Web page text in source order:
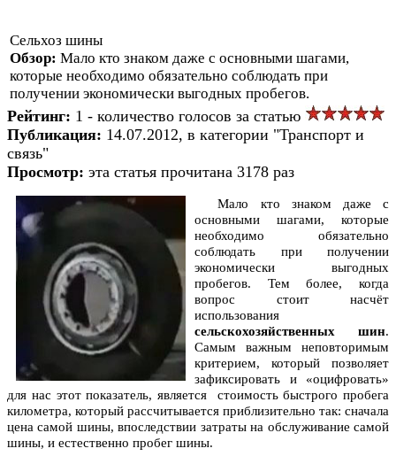
Сельхоз шины
Обзор: Мало кто знаком даже с основными шагами,
которые необходимо обязательно соблюдать при
получении экономически выгодных пробегов.
Рейтинг: 1 - количество голосов за статью
Публикация: 14.07.2012, в категории "Транспорт и
связь"
Просмотр: эта статья прочитана 3178 раз
Мало кто знаком даже с
основными шагами, которые
необходимо обязательно
соблюдать при получении
экономически выгодных
пробегов. Тем более, когда
вопрос стоит насчёт
использования
сельскохозяйственных шин.
Самым важным неповторимым
критерием, который позволяет
зафиксировать и «оцифровать»
для нас этот показатель, является стоимость быстрого пробега
километра, который рассчитывается приблизительно так: сначала
цена самой шины, впоследствии затраты на обслуживание самой
шины, и естественно пробег шины.